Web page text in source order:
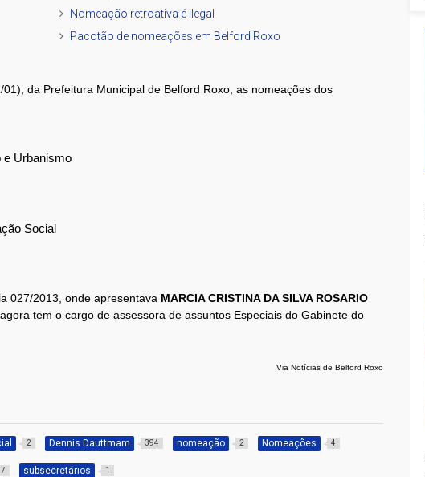
Nomeação retroativa é ilegal
Pacotão de nomeações em Belford Roxo
da Prefeitura Municipal de Belford Roxo, as nomeações dos
e Urbanismo
Social
027/2013, onde apresentava MARCIA CRISTINA DA SILVA ROSARIO
tem o cargo de assessora de assuntos Especiais do Gabinete do
Via Notícias de Belford Roxo
2 Dennis Dauttmam 394 nomeação 2 Nomeações 4
7 subsecretários 1